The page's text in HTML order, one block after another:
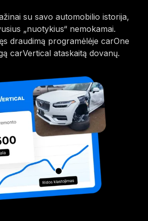
su savo automobilio istorija,
„nuotykius“ nemokamai.
draudimą programėlėje carOne
carVertical ataskaitą dovanų.